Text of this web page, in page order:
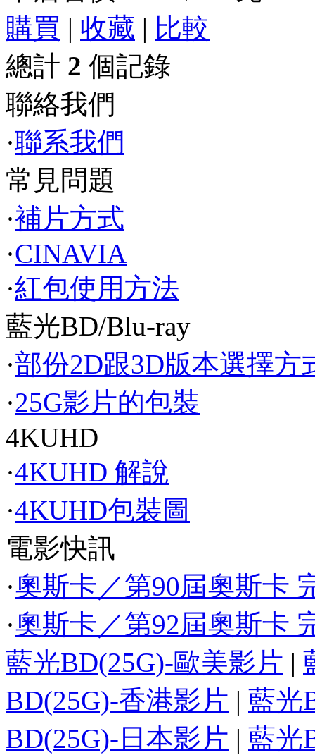
購買 | 收藏 | 比較
總計 2 個記錄
聯絡我們
·聯系我們
常見問題
·補片方式
·CINAVIA
·紅包使用方法
藍光BD/Blu-ray
·部份2D跟3D版本選擇方
·25G影片的包裝
4KUHD
·4KUHD 解說
·4KUHD包裝圖
電影快訊
·奧斯卡／第90屆奧斯卡
·奧斯卡／第92屆奧斯卡
藍光BD(25G)-歐美影片 |
BD(25G)-香港影片 | 藍光
BD(25G)-日本影片 | 藍光